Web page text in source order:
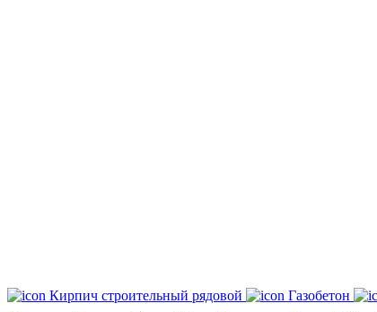
Кирпич строительный рядовой Газобетон